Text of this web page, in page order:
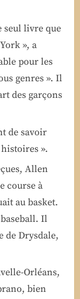
seul livre que
», a
pour les
genres ». Il
des garçons
de savoir
».
Allen
course à
au basket.
Il
de Drysdale,
Orléans,
bien